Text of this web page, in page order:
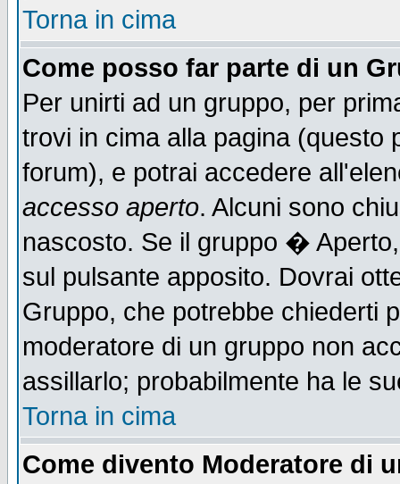
Torna in cima
Come posso far parte di un
Per unirti ad un gruppo, per
trovi in cima alla pagina
forum), e potrai accedere
accesso aperto. Alcuni sono
nascosto. Se il gruppo �
sul pulsante apposito. Dovrai
Gruppo, che potrebbe chiederti
moderatore di un gruppo non
assillarlo; probabilmente ha le
Torna in cima
Come divento Moderatore di